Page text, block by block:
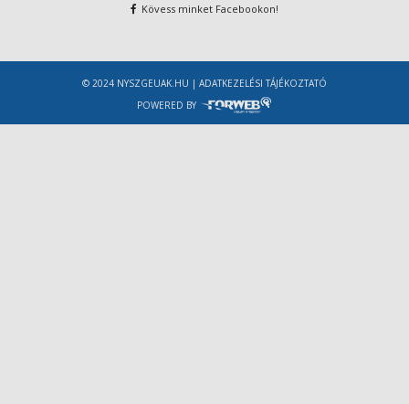
Kövess minket Facebookon!
© 2024 NYSZGEUAK.HU | ADATKEZELÉSI TÁJÉKOZTATÓ
POWERED BY